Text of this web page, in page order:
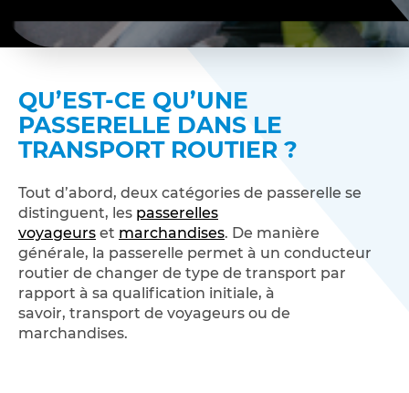
QU’EST-CE QU’UNE
PASSERELLE DANS LE
TRANSPORT ROUTIER ?
Tout d’abord, deux catégories de passerelle se
distinguent, les passerelles
voyageurs et marchandises. De manière
générale, la passerelle permet à un conducteur
routier de changer de type de transport par
rapport à sa qualification initiale, à
savoir, transport de voyageurs ou de
marchandises.